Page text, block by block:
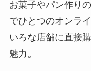
お菓子やパン作り
でひとつのオンラ
いろな店舗に直接
魅力。